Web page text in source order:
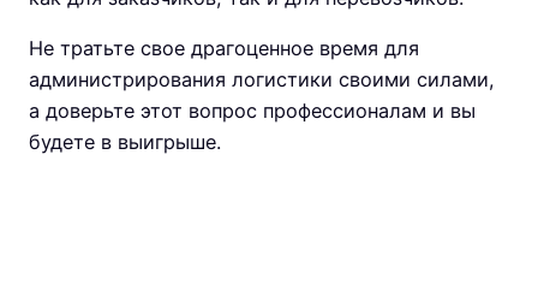
Не тратьте свое драгоценное время для
администрирования логистики своими силами,
а доверьте этот вопрос профессионалам и вы
будете в выигрыше.